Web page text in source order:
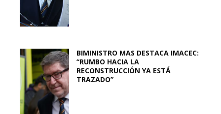
BIMINISTRO MAS DESTACA IMACEC:
“RUMBO HACIA LA
RECONSTRUCCIÓN YA ESTÁ
TRAZADO”